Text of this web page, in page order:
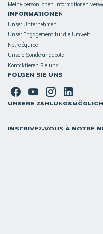
Meine persönlichen Informationen
INFORMATIONEN
Unser Unternehmen
Unser Engagement für die Umwelt
Notre équipe
Unsere Sonderangebote
Kontaktieren Sie uns
FOLGEN SIE UNS
UNSERE
INSCRIVEZ-VOUS À NOTRE